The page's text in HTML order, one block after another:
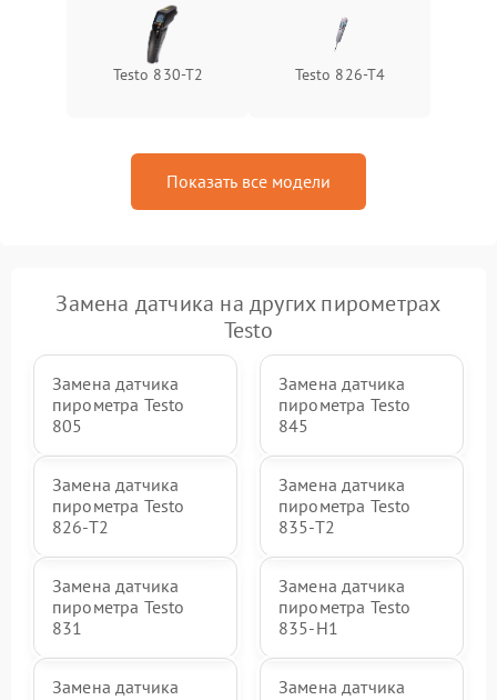
Testo 830-T2 Testo 826-T4
Показать все модели
Замена датчика на других пирометрах
Testo
Замена датчика
пирометра Testo
805
Замена датчика
пирометра Testo
845
Замена датчика
пирометра Testo
826-T2
Замена датчика
пирометра Testo
835-T2
Замена датчика
пирометра Testo
831
Замена датчика
пирометра Testo
835-H1
Замена датчика
Замена датчика